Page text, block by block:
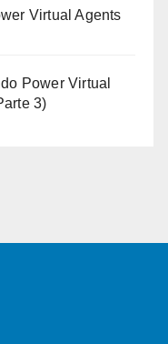
Virtual Agents
Power Virtual
3)